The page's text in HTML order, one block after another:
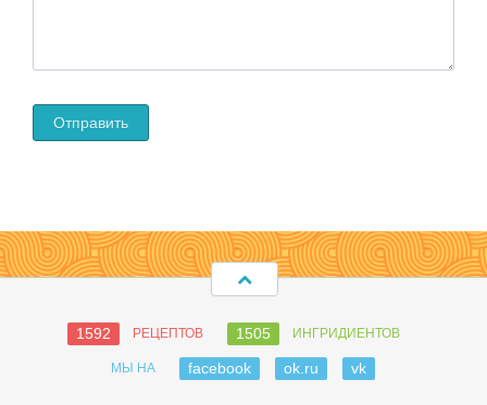
1592 РЕЦЕПТОВ 1505 ИНГРИДИЕНТОВ
МЫ НА facebook ok.ru vk